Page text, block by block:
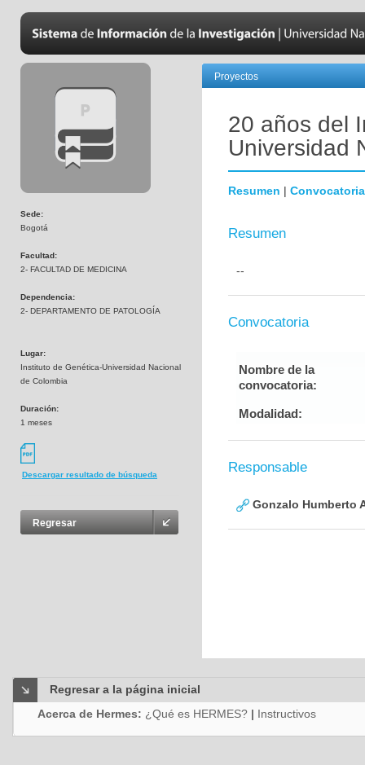
Sede:
Bogotá
Facultad:
2- FACULTAD DE MEDICINA
Dependencia:
2- DEPARTAMENTO DE PATOLOGÍA
Lugar:
Instituto de Genética-Universidad Nacional
de Colombia
Duración:
1 meses
Descargar resultado de búsqueda
Regresar
Proyectos
20 años del
Universidad
Resumen | Convocatoria
Resumen
--
Convocatoria
Nombre de la
convocatoria:
Modalidad:
Responsable
Gonzalo Humberto
Regresar a la página inicial
Acerca de Hermes: ¿Qué es HERMES? | Instructivos